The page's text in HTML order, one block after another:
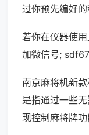
过你预先编好的
若你在仪器使
加微信号;
南京麻将机新
是指通过一些
现控制麻将牌功